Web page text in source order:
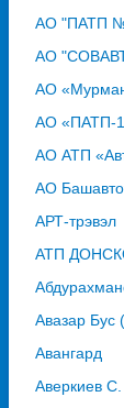
АО "ПАТП
АО
АО
АО «ПАТП-
АО АТП
АО
АРТ-трэвэл
АТП
Авазар Бус
Авангард
Аверкиев